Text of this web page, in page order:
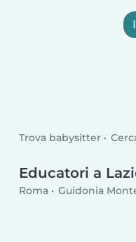
Trova babysitter
Educatori a
Roma Guidonia